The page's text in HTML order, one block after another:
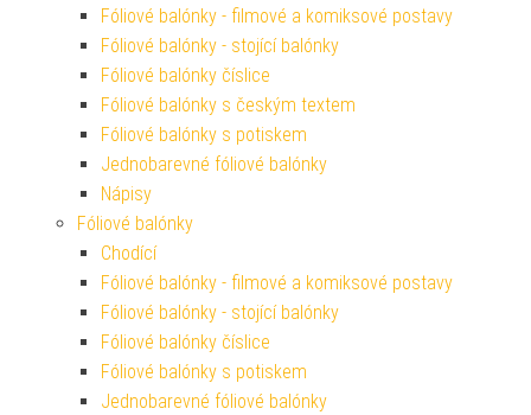
Fóliové balónky - filmové a komiksové postavy
Fóliové balónky - stojící balónky
Fóliové balónky číslice
Fóliové balónky s českým textem
Fóliové balónky s potiskem
Jednobarevné fóliové balónky
Nápisy
Fóliové balónky
Chodící
Fóliové balónky - filmové a komiksové postavy
Fóliové balónky - stojící balónky
Fóliové balónky číslice
Fóliové balónky s potiskem
Jednobarevné fóliové balónky